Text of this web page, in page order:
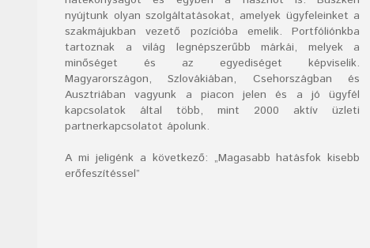
nyújtunk olyan szolgáltatásokat, amelyek ügyfeleinket a
szakmájukban vezető pozícióba emelik. Portfóliónkba
tartoznak a világ legnépszerűbb márkái, melyek a
minőséget és az egyediséget képviselik.
Magyarországon, Szlovákiában, Csehországban és
Ausztriában vagyunk a piacon jelen és a jó ügyfél
kapcsolatok által több, mint 2000 aktív üzleti
partnerkapcsolatot ápolunk.
A mi jeligénk a következő: „Magasabb hatásfok kisebb
erőfeszítéssel”